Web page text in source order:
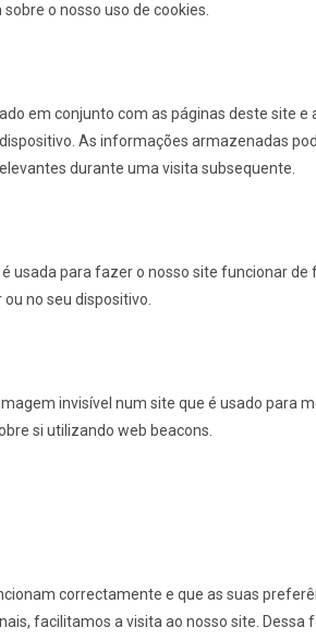
o nosso uso de cookies.
em conjunto com as páginas deste site e
As informações armazenadas
durante uma visita subsequente.
usada para fazer o nosso site funcionar de
no seu dispositivo.
invisível num site que é usado para
si utilizando web beacons.
correctamente e que as suas
facilitamos a visita ao nosso site. Dessa